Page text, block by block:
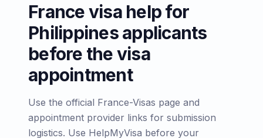
France visa help for
Philippines applicants
before the visa
appointment
Use the official France-Visas page and
appointment provider links for submission
logistics. Use HelpMyVisa before your